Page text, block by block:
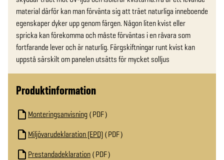
material därför kan man förvänta sig att träet naturliga inneboende
egenskaper dyker upp genom färgen. Någon liten kvist eller
spricka kan förekomma och måste förväntas i en råvara som
fortfarande lever och är naturlig. Färgskiftningar runt kvist kan
uppstå särskilt om panelen utsätts för mycket solljus
Produktinformation
Monteringsanvisning PDF
Miljövarudeklaration (EPD) PDF
Prestandadeklaration PDF